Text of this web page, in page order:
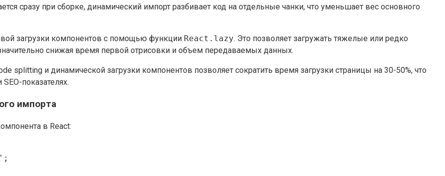
сразу при сборке, динамический импорт разбивает код на отдельные чанки, что уменьшает вес основного
загрузки компонентов с помощью функции React.lazy. Это позволяет загружать тяжелые или редко
снижая время первой отрисовки и объем передаваемых данных.
splitting и динамической загрузки компонентов позволяет сократить время загрузки страницы на 30-50%, что
показателях.
импорта
в React: